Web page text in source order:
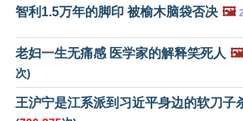
智利1.5万年的脚印 被榆木脑袋否决 🖼️
老妇一生无痛感 医学家的解释笑死人 🖼️
次)
王沪宁是江系派到习近平身边的软刀子